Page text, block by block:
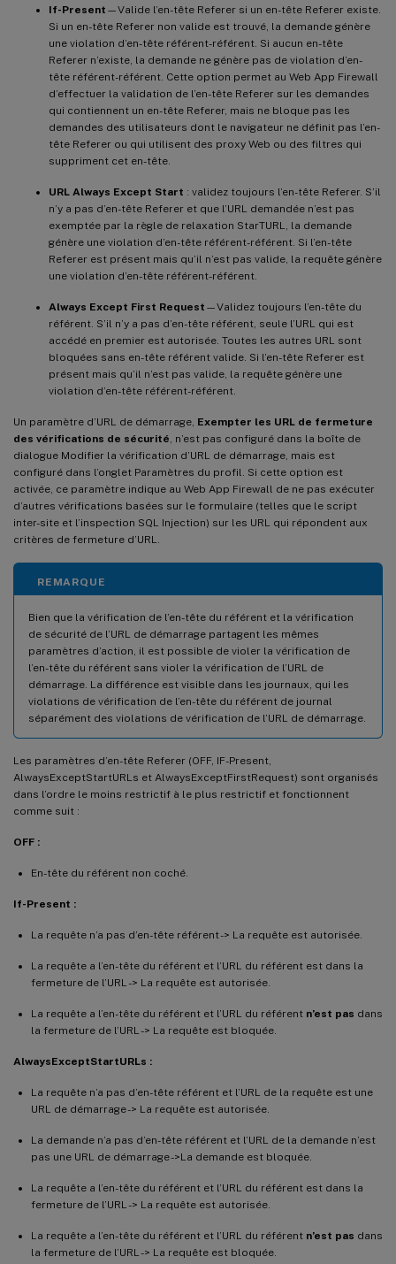
If-Present —Valide l’en-tête Referer si un en-tête Referer existe.
Si un en-tête Referer non valide est trouvé, la demande génère
une violation d’en-tête référent-référent. Si aucun en-tête
Referer n’existe, la demande ne génère pas de violation d’en-
tête référent-référent. Cette option permet au Web App Firewall
d’effectuer la validation de l’en-tête Referer sur les demandes
qui contiennent un en-tête Referer, mais ne bloque pas les
demandes des utilisateurs dont le navigateur ne définit pas l’en-
tête Referer ou qui utilisent des proxy Web ou des filtres qui
suppriment cet en-tête.
URL Always Except Start : validez toujours l’en-tête Referer. S’il
n’y a pas d’en-tête Referer et que l’URL demandée n’est pas
exemptée par la règle de relaxation StarTURL, la demande
génère une violation d’en-tête référent-référent. Si l’en-tête
Referer est présent mais qu’il n’est pas valide, la requête génère
une violation d’en-tête référent-référent.
Always Except First Request —Validez toujours l’en-tête du
référent. S’il n’y a pas d’en-tête référent, seule l’URL qui est
accédé en premier est autorisée. Toutes les autres URL sont
bloquées sans en-tête référent valide. Si l’en-tête Referer est
présent mais qu’il n’est pas valide, la requête génère une
violation d’en-tête référent-référent.
Un paramètre d’URL de démarrage, Exempter les URL de fermeture
des vérifications de sécurité , n’est pas configuré dans la boîte de
dialogue Modifier la vérification d’URL de démarrage, mais est
configuré dans l’onglet Paramètres du profil. Si cette option est
activée, ce paramètre indique au Web App Firewall de ne pas exécuter
d’autres vérifications basées sur le formulaire (telles que le script
inter-site et l’inspection SQL Injection) sur les URL qui répondent aux
critères de fermeture d’URL.
REMARQUE
Bien que la vérification de l’en-tête du référent et la vérification
de sécurité de l’URL de démarrage partagent les mêmes
paramètres d’action, il est possible de violer la vérification de
l’en-tête du référent sans violer la vérification de l’URL de
démarrage. La différence est visible dans les journaux, qui les
violations de vérification de l’en-tête du référent de journal
séparément des violations de vérification de l’URL de démarrage.
Les paramètres d’en-tête Referer (OFF, IF-Present,
AlwaysExceptStartURLs et AlwaysExceptFirstRequest) sont organisés
dans l’ordre le moins restrictif à le plus restrictif et fonctionnent
comme suit :
OFF :
En-tête du référent non coché.
If-Present :
La requête n’a pas d’en-tête référent -> La requête est autorisée.
La requête a l’en-tête du référent et l’URL du référent est dans la
fermeture de l’URL -> La requête est autorisée.
La requête a l’en-tête du référent et l’URL du référent n’est pas dans
la fermeture de l’URL -> La requête est bloquée.
AlwaysExceptStartURLs :
La requête n’a pas d’en-tête référent et l’URL de la requête est une
URL de démarrage -> La requête est autorisée.
La demande n’a pas d’en-tête référent et l’URL de la demande n’est
pas une URL de démarrage ->La demande est bloquée.
La requête a l’en-tête du référent et l’URL du référent est dans la
fermeture de l’URL -> La requête est autorisée.
La requête a l’en-tête du référent et l’URL du référent n’est pas dans
la fermeture de l’URL -> La requête est bloquée.